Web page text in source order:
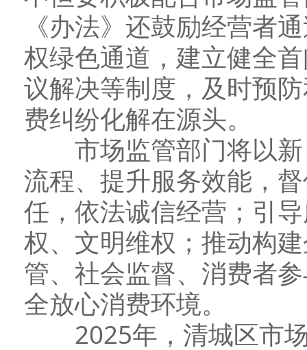
《办法》还鼓励经营者
权绿色通道，建立健全
议解决等制度，及时预
费纠纷化解在源头。
市场监管部门将以新
流程、提升服务效能，
任，依法诚信经营；引
权、文明维权；推动构
管、社会监督、消费者
全放心消费环境。
2025年，清城区市场